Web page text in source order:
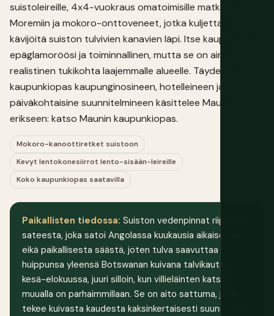
suistoleireille, 4x4-vuokraus omatoimisille matkoille
Moremiin ja mokoro-onttoveneet, jotka kuljettavat
kävijöitä suiston tulvivien kanavien läpi. Itse kaupunki on
epäglamoröösi ja toiminnallinen, mutta se on ainoa
realistinen tukikohta laajemmalle alueelle. Täydellinen
kaupunkiopas kaupunginosineen, hotelleineen ja
päiväkohtaisine suunnitelmineen käsittelee Maunin
erikseen: katso Maunin kaupunkiopas.
Mokoro-kanoottiretket suistoon
Kevyt lentokonesiirrot lento-sisään-leireille
Koko kaupunkiopas saatavilla
Paikallisten tiedossa: Suiston vedenpinnat riippuvat
sateesta, joka satoi Angolassa kuukausia aikaisemmin,
eikä paikallisesta säästä, joten tulva saavuttaa
huippunsa yleensä Botswanan kuivana talvikautena
kesä-elokuussa, juuri silloin, kun villieläinten katselu
muualla on parhaimmillaan. Se on aito sattuma, joka
tekee kuivasta kaudesta kaksinkertaisesti suunnittelun